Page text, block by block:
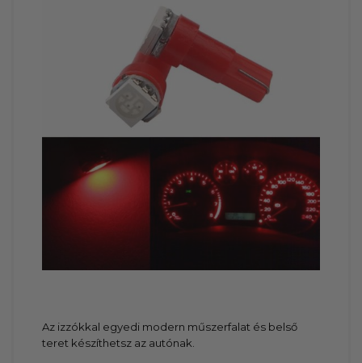
Az izzókkal egyedi modern műszerfalat és belső
teret készíthetsz az autónak.